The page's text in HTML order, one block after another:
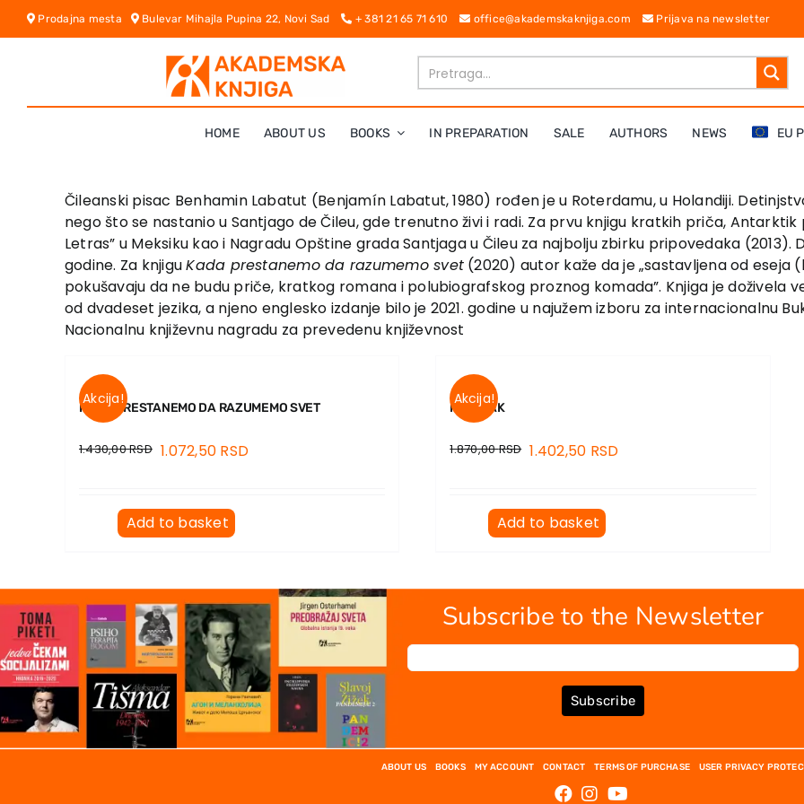
Skip
Prodajna mesta Bulevar Mihajla Pupina 22, Novi Sad + 381 21 65 71 610 office@akademskaknjiga.com Prijava na newsletter
HOME ABOUT US BOOKS IN PREPARATION SALE AUTHORS NEWS EU
Čileanski pisac Benhamin Labatut (Benjamín Labatut, 1980) rođen je u Roterdamu, u Holandiji.
nego što se nastanio u Santjago de Čileu, gde trenutno živi i radi. Za prvu knjigu kratkih priča, Antarktik
Letras” u Meksiku kao i Nagradu Opštine grada Santjaga u Čileu za najbolju zbirku pripovedaka (2013).
godine. Za knjiguKada prestanemo da razumemo svet (2020) autor kaže da je „sastavljena od eseja
pokušavaju da ne budu priče, kratkog romana i polubiografskog proznog komada”. Knjiga je doživela
od dvadeset jezika, a njeno englesko izdanje bilo je 2021. godine u najužem izboru za internacionalnu
Nacionalnu književnu nagradu za prevedenu književnost
Akcija!
KADA PRESTANEMO DA RAZUMEMO SVET
1.430,00RSD 1.072,50 RSD
Add to basket
Akcija!
MANIJAK
1.870,00RSD 1.402,50 RSD
Add to basket
Subscribe to the Newsletter
Subscribe
ABOUT US BOOKS MY ACCOUNT CONTACT TERMS OF PURCHASE USER PRIVACY